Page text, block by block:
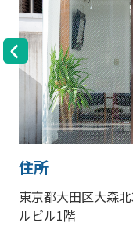
区大森北3-5-7 ロイヤ